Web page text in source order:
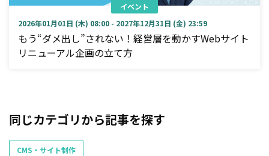
イベント
2026年01月01日 (木) 08:00 - 2027年12月31日 (金) 23:59
もう“ダメ出し”されない！経営層を動かすWebサイト
リニューアル企画の立て方
同じカテゴリから記事を探す
CMS・サイト制作